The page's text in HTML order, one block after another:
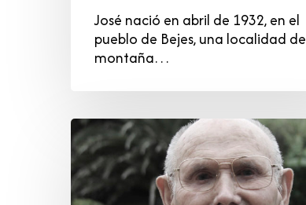
José nació en abril de 1932, en el
pueblo de Bejes, una localidad de
montaña…
Florencio
Herrera
Pernía